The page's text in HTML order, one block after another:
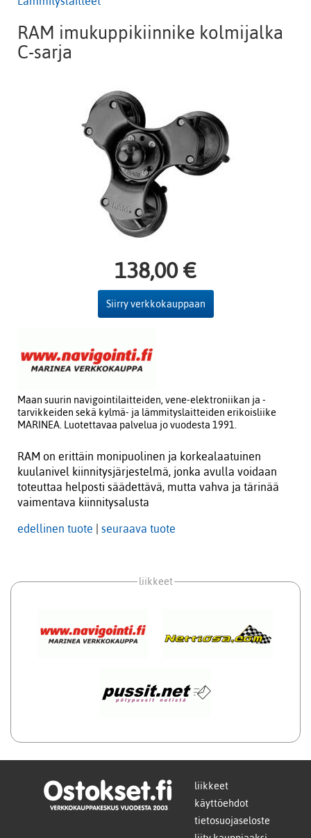
RAM imukuppikiinnike kolmijalka
C-sarja
138,00 €
Siirry verkkokauppaan
Maan suurin navigointilaitteiden, vene-elektroniikan ja -
tarvikkeiden sekä kylmä- ja lämmityslaitteiden erikoisliike
MARINEA. Luotettavaa palvelua jo vuodesta 1991.
RAM on erittäin monipuolinen ja korkealaatuinen
kuulanivel kiinnitysjärjestelmä, jonka avulla voidaan
toteuttaa helposti säädettävä, mutta vahva ja tärinää
vaimentava kiinnitysalusta
edellinen tuote seuraava tuote
liikkeet
liikkeet
käyttöehdot
tietosuojaseloste